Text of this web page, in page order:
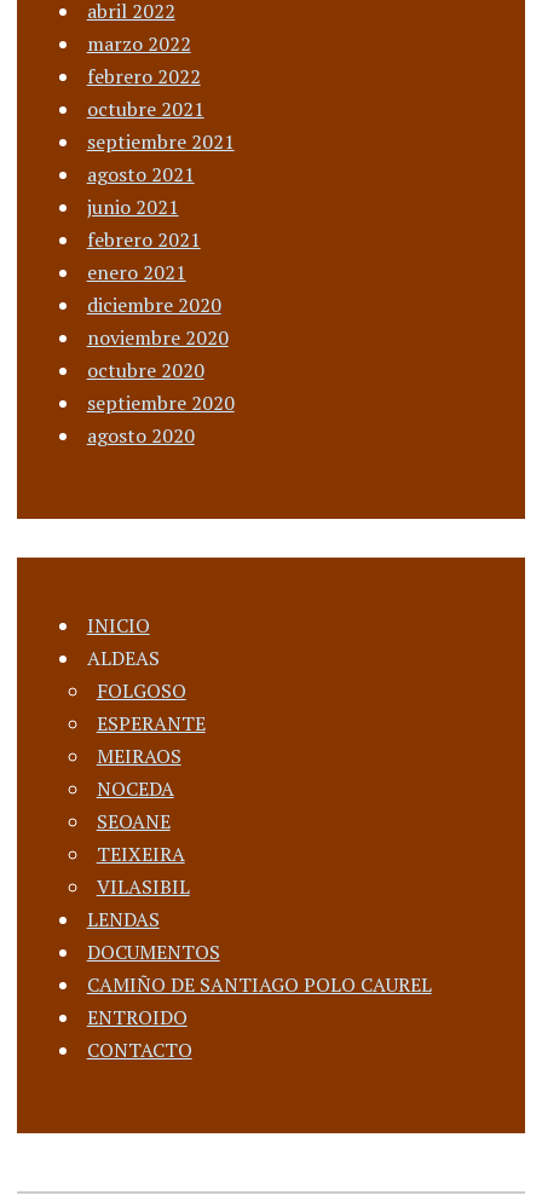
abril 2022
marzo 2022
febrero 2022
octubre 2021
septiembre 2021
agosto 2021
junio 2021
febrero 2021
enero 2021
diciembre 2020
noviembre 2020
octubre 2020
septiembre 2020
agosto 2020
INICIO
ALDEAS
FOLGOSO
ESPERANTE
MEIRAOS
NOCEDA
SEOANE
TEIXEIRA
VILASIBIL
LENDAS
DOCUMENTOS
CAMIÑO DE SANTIAGO POLO CAUREL
ENTROIDO
CONTACTO